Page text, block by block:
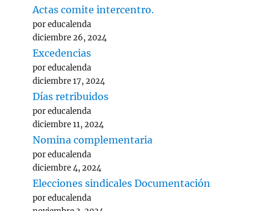
Actas comite intercentro.
por educalenda
diciembre 26, 2024
Excedencias
por educalenda
diciembre 17, 2024
Días retribuidos
por educalenda
diciembre 11, 2024
Nomina complementaria
por educalenda
diciembre 4, 2024
Elecciones sindicales Documentación
por educalenda